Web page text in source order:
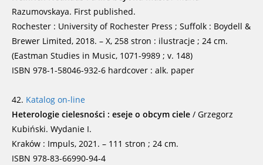
Razumovskaya. First published.
Rochester : University of Rochester Press ; Suffolk : Boydell &
Brewer Limited, 2018. – X, 258 stron : ilustracje ; 24 cm.
(Eastman Studies in Music, 1071-9989 ; v. 148)
ISBN 978-1-58046-932-6 hardcover : alk. paper
42. Katalog on-line
Heterologie cielesności : eseje o obcym ciele / Grzegorz
Kubiński. Wydanie I.
Kraków : Impuls, 2021. – 111 stron ; 24 cm.
ISBN 978-83-66990-94-4